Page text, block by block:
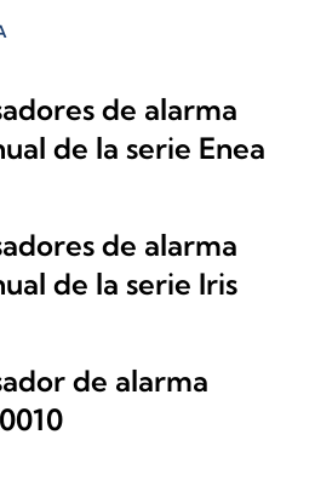
de alarma
de la serie Enea
de alarma
de la serie Iris
de alarma